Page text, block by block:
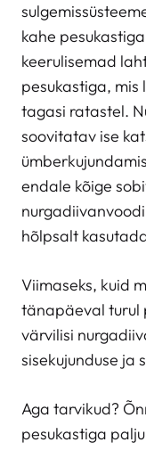
kahe
keerulisemad
pesukastiga,
tagasi ratastel.
soovitatav ise
endale kõige
hõlpsalt
Viimaseks, kuid
tänapäeval turul
värvilisi
sisekujunduse ja
Aga tarvikud?
pesukastiga